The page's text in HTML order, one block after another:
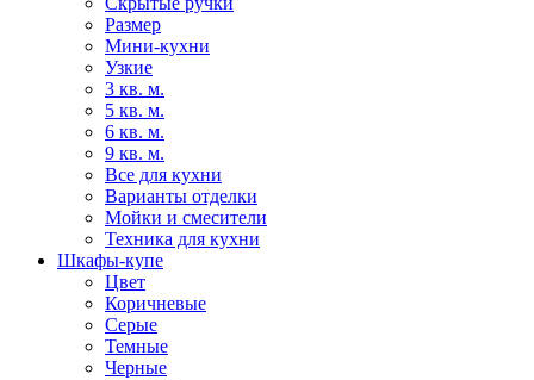
Размер
Мини-кухни
Узкие
3 кв. м.
5 кв. м.
6 кв. м.
9 кв. м.
Все для кухни
Варианты отделки
Мойки и смесители
Техника для кухни
Шкафы-купе
Цвет
Коричневые
Серые
Темные
Черные